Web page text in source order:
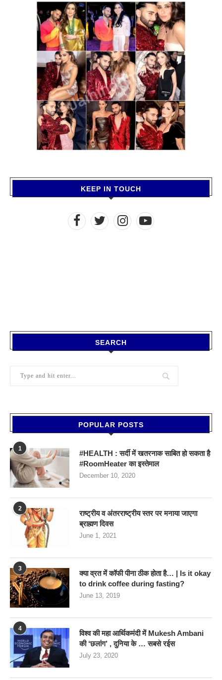
KEEP IN TOUCH
SEARCH
POPULAR POSTS
1
#HEALTH : सर्दी में खतरनाक साबित हो सकता है
#RoomHeater का इस्तेमाल
December 10, 2020
2
राष्ट्रीय व अंतरराष्ट्रीय स्तर पर मनाया जाएगा
ब्राह्मण दिवस
June 1, 2021
3
क्या व्रत में कॉफी पीना ठीक होता है… | Is it okay
to drink coffee during fasting?
June 13, 2019
4
विश्व की महा आर्थिकमंदी में Mukesh Ambani
की ‘छलांग’ , दुनिया के … सबसे रईस
July 23, 2020